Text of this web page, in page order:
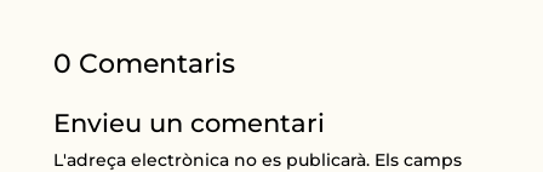
0 Comentaris
Envieu un comentari
L'adreça electrònica no es publicarà. Els camps